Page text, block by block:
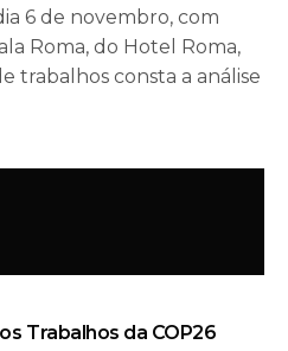
6 de novembro, com
Roma, do Hotel Roma,
trabalhos consta a análise
Trabalhos da COP26